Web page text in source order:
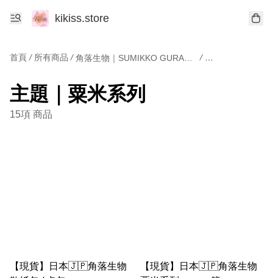
kikiss.store
首頁 / 所有商品 / / 主題｜粟米系列
主題｜粟米系列
15項 商品
【現貨】日本🇯🇵角落生物
【現貨】日本🇯🇵角落生物